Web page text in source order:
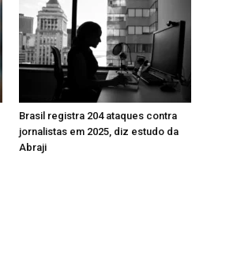
Brasil registra 204 ataques contra
jornalistas em 2025, diz estudo da
Abraji